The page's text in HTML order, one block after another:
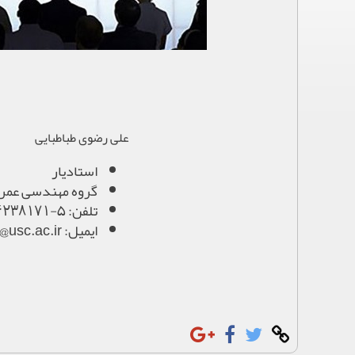
علی رضوی طباطبایی
استادیار
گروه مهندسی
تلفن: 5-44238171
ایمیل: r.arazavi@usc.ac.ir